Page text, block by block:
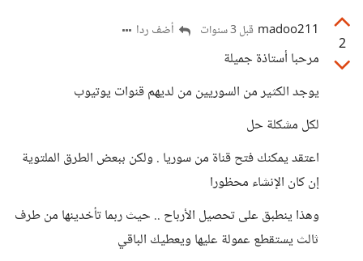
2
madoo211 قبل 3 سنوات أضف ردا
مرحبا أستاذة جميلة
يوجد الكثير من السوريين من لديهم قنوات يوتيوب
لكل مشكلة حل
اعتقد يمكنك فتح قناة من سوريا . ولكن ببعض الطرق الملتوية
إن كان الإنشاء محظورا
وهذا ينطبق على تحصيل الأرباح .. حيث ربما تأخدينها من طرف
ثالث يستقطع عمولة عليها ويعطيك الباقي